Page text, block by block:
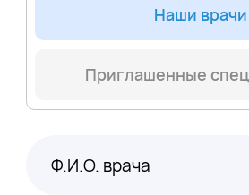
Наши врачи
Приглашенные